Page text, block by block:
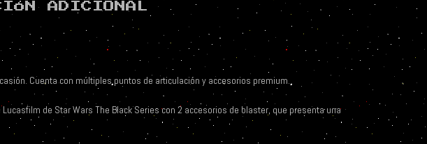
ADICIONAL
Cuenta con múltiples puntos de articulación y accesorios premium.
de Star Wars The Black Series con 2 accesorios de blaster, que presenta una